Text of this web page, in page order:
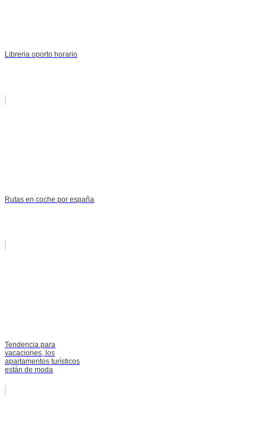
Libreria oporto horario
Rutas en coche por españa
Tendencia para
vacaciones, los
apartamentos turísticos
están de moda